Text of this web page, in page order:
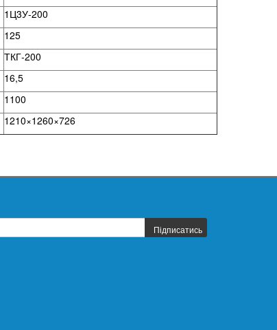
1Ц3У-200
125
ТКГ-200
16,5
1100
1210×1260×726
Підписатись